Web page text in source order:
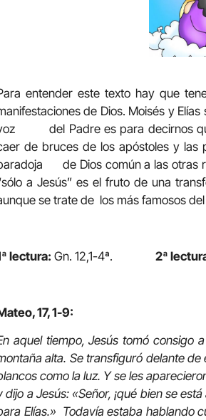
entender este texto hay que
de Dios. Moisés y
del Padre es para decirnos
de bruces de los apóstoles y las
de Dios común a las otras
a Jesús” es el fruto de una
se trate de los más famosos del
lectura: Gn. 12,1-4ª. 2ª
17, 1-9:
aquel tiempo, Jesús tomó consigo
alta. Se transfiguró delante
como la luz. Y se les
dijo a Jesús: «Señor, ¡qué bien se
Elías.» Todavía estaba hablando